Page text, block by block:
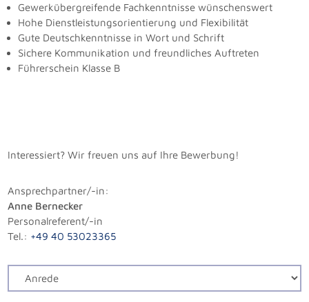
Gewerkübergreifende Fachkenntnisse wünschenswert
Hohe Dienstleistungsorientierung und Flexibilität
Gute Deutschkenntnisse in Wort und Schrift
Sichere Kommunikation und freundliches Auftreten
Führerschein Klasse B
Interessiert? Wir freuen uns auf Ihre Bewerbung!
Ansprechpartner/-in:
Anne Bernecker
Personalreferent/-in
Tel.: +49 40 53023365